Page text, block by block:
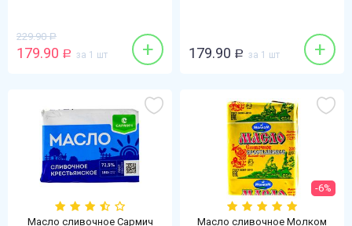
229.90 Р
179.90 Р за 1 шт + 179.90 Р за 1 шт +
Масло сливочное Сармич
-6%
Масло сливочное Молком